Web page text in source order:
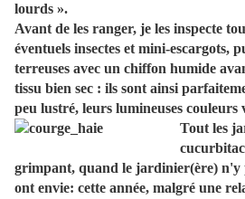
lourds ».
Avant de les ranger, je les inspecte
éventuels insectes et mini-escargots,
terreuses avec un chiffon humide
tissu bien sec : ils sont ainsi
peu lustré, leurs lumineuses couleurs
Tout les
grimpant, quand le jardinier(ère) n'y
ont envie: cette année, malgré une